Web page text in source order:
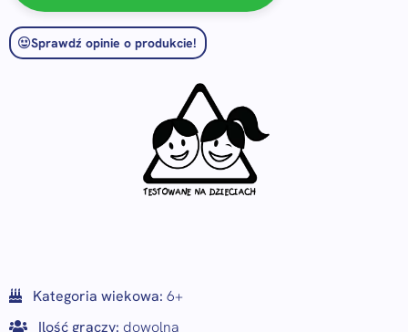
Sprawdź opinie o produkcie!
Kategoria wiekowa: 6+
Ilość graczy: dowolna